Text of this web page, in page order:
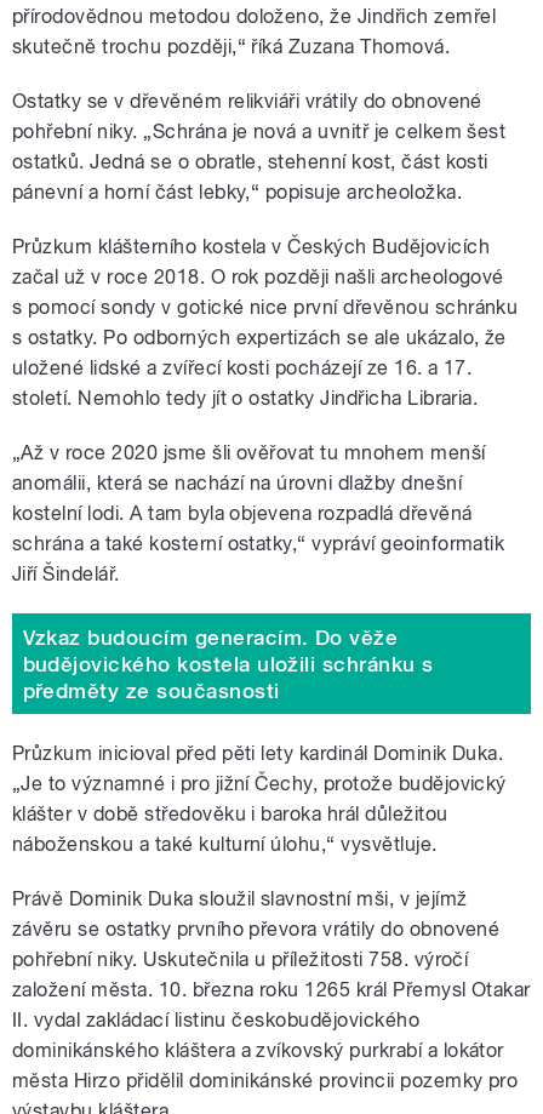
přírodovědnou metodou doloženo, že Jindřich zemřel
skutečně trochu později,“ říká Zuzana Thomová.
Ostatky se v dřevěném relikviáři vrátily do obnovené
pohřební niky. „Schrána je nová a uvnitř je celkem šest
ostatků. Jedná se o obratle, stehenní kost, část kosti
pánevní a horní část lebky,“ popisuje archeoložka.
Průzkum klášterního kostela v Českých Budějovicích
začal už v roce 2018. O rok později našli archeologové
s pomocí sondy v gotické nice první dřevěnou schránku
s ostatky. Po odborných expertizách se ale ukázalo, že
uložené lidské a zvířecí kosti pocházejí ze 16. a 17.
století. Nemohlo tedy jít o ostatky Jindřicha Libraria.
„Až v roce 2020 jsme šli ověřovat tu mnohem menší
anomálii, která se nachází na úrovni dlažby dnešní
kostelní lodi. A tam byla objevena rozpadlá dřevěná
schrána a také kosterní ostatky,“ vypráví geoinformatik
Jiří Šindelář.
Vzkaz budoucím generacím. Do věže
budějovického kostela uložili schránku s
předměty ze současnosti
Průzkum inicioval před pěti lety kardinál Dominik Duka.
„Je to významné i pro jižní Čechy, protože budějovický
klášter v době středověku i baroka hrál důležitou
náboženskou a také kulturní úlohu,“ vysvětluje.
Právě Dominik Duka sloužil slavnostní mši, v jejímž
závěru se ostatky prvního převora vrátily do obnovené
pohřební niky. Uskutečnila u příležitosti 758. výročí
založení města. 10. března roku 1265 král Přemysl Otakar
II. vydal zakládací listinu českobudějovického
dominikánského kláštera a zvíkovský purkrabí a lokátor
města Hirzo přidělil dominikánské provincii pozemky pro